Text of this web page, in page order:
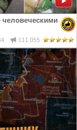
человеческими
111 055